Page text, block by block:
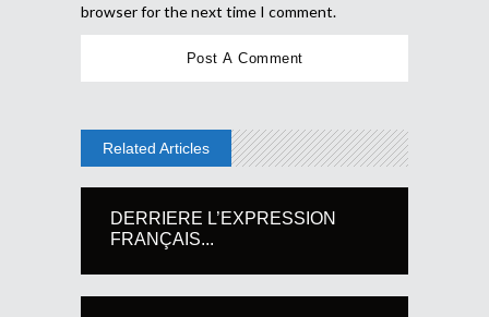
browser for the next time I comment.
Related Articles
DERRIERE L’EXPRESSION
FRANÇAIS...